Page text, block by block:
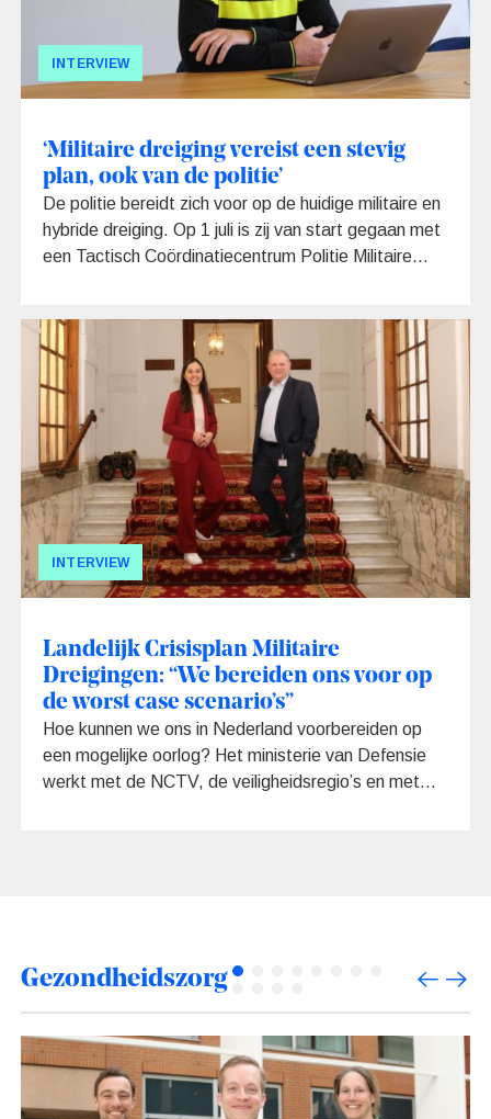
INTERVIEW
‘Militaire dreiging vereist een stevig
plan, ook van de politie’
De politie bereidt zich voor op de huidige militaire en
hybride dreiging. Op 1 juli is zij van start gegaan met
een Tactisch Coördinatiecentrum Politie Militaire
partners. Hoe gaat dit TCCP-MD te werk? En wat
heeft de politie nog meer gedaan om voorbereid te
zijn? Een interview met politiechef Jan van
Loosbroek.
INTERVIEW
Landelijk Crisisplan Militaire
Dreigingen: “We bereiden ons voor op
de worst case scenario’s”
Hoe kunnen we ons in Nederland voorbereiden op
een mogelijke oorlog? Het ministerie van Defensie
werkt met de NCTV, de veiligheidsregio’s en met
groot de kans is dat iemand het aandurft ons aan te
vallen.”
Gezondheidszorg